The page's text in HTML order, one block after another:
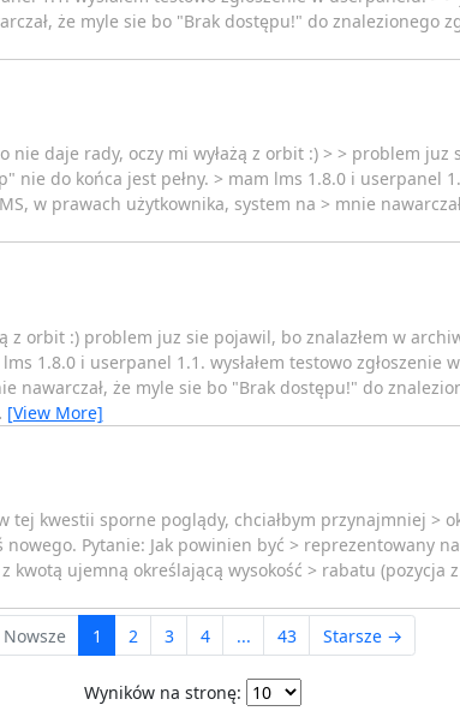
że myle sie bo "Brak dostępu!" do znalezionego
daje rady, oczy mi wyłażą z orbit :) > > problem juz
do końca jest pełny. > mam lms 1.8.0 i userpanel
w prawach użytkownika, system na > mnie
z orbit :) problem juz sie pojawil, bo znalazłem w
1.8.0 i userpanel 1.1. wysłałem testowo zgłoszenie
nawarczał, że myle sie bo "Brak dostępu!" do
[View More]
tej kwestii sporne poglądy, chciałbym przynajmniej >
Pytanie: Jak powinien być > reprezentowany
kwotą ujemną określającą wysokość > rabatu (pozycja
1 2 3 4 ... 43 Starsze →
Wyników na stronę: